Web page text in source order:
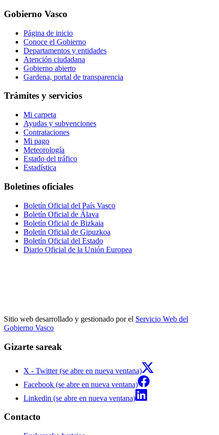
Gobierno Vasco
Página de inicio
Conoce el Gobierno
Departamentos y entidades
Atención ciudadana
Gobierno abierto
Gardena, portal de transparencia
Trámites y servicios
Mi carpeta
Ayudas y subvenciones
Contrataciones
Mi pago
Meteorología
Estado del tráfico
Estadística
Boletines oficiales
Boletín Oficial del País Vasco
Boletín Oficial de Álava
Boletín Oficial de Bizkaia
Boletín Oficial de Gipuzkoa
Boletín Oficial del Estado
Diario Oficial de la Unión Europea
Sitio web desarrollado y gestionado por el Servicio Web del
Gobierno Vasco
Gizarte sareak
X - Twitter (se abre en nueva ventana)
Facebook (se abre en nueva ventana)
Linkedin (se abre en nueva ventana)
Contacto